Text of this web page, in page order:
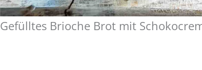
Gefülltes Brioche Brot mit